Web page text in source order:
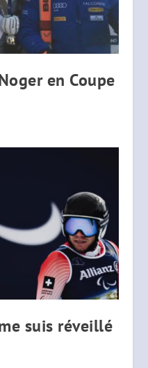
en Coupe
suis réveillé